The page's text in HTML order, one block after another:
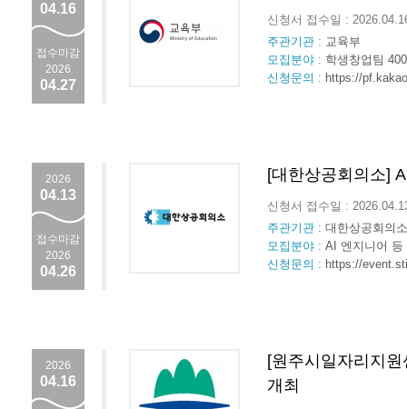
04.16
접수마감
2026
04.27
신청서 접수일 :
주관기관 : 교육부
모집분야 : 학생창업팀
신청문의 : https://
2026
04.13
접수마감
2026
04.26
[대한상공회의소]
신청서 접수일 :
주관기관 : 대한상공회의소
모집분야 : AI 엔지니어 등
신청문의 : https://
2026
04.16
[원주시일자리지
개최